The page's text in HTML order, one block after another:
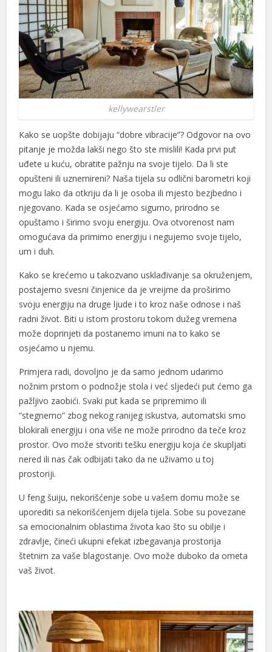
kellywearstler
Kako se uopšte dobijaju “dobre vibracije”? Odgovor na ovo
pitanje je možda lakši nego što ste mislili! Kada prvi put
uđete u kuću, obratite pažnju na svoje tijelo. Da li ste
opušteni ili uznemireni? Naša tijela su odlični barometri koji
mogu lako da otkriju da li je osoba ili mjesto bezjbedno i
njegovano. Kada se osjećamo sigurno, prirodno se
opuštamo i širimo svoju energiju. Ova otvorenost nam
omogućava da primimo energiju i negujemo svoje tijelo,
um i duh.
Kako se krećemo u takozvano usklađivanje sa okruženjem,
postajemo svesni činjenice da je vreijme da proširimo
svoju energiju na druge ljude i to kroz naše odnose i naš
radni život. Biti u istom prostoru tokom dužeg vremena
može doprinjeti da postanemo imuni na to kako se
osjećamo u njemu.
Primjera radi, dovoljno je da samo jednom udarimo
nožnim prstom o podnožje stola i već sljedeći put ćemo ga
pažljivo zaobići. Svaki put kada se pripremimo ili
“stegnemo” zbog nekog ranijeg iskustva, automatski smo
blokirali energiju i ona više ne može prirodno da teče kroz
prostor. Ovo može stvoriti tešku energiju koja će skupljati
nered ili nas čak odbijati tako da ne uživamo u toj
prostoriji.
U feng šuiju, nekorišćenje sobe u vašem domu može se
uporediti sa nekorišćenjem dijela tijela. Sobe su povezane
sa emocionalnim oblastima života kao što su obilje i
zdravlje, čineći ukupni efekat izbegavanja prostorija
štetnim za vaše blagostanje. Ovo može duboko da ometa
vaš život.